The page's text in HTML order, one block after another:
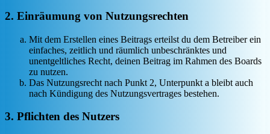
2. Einräumung von Nutzungsrechten
Mit dem Erstellen eines Beitrags erteilst du dem Betreiber ein
einfaches, zeitlich und räumlich unbeschränktes und
unentgeltliches Recht, deinen Beitrag im Rahmen des Boards
zu nutzen.
Das Nutzungsrecht nach Punkt 2, Unterpunkt a bleibt auch
nach Kündigung des Nutzungsvertrages bestehen.
3. Pflichten des Nutzers